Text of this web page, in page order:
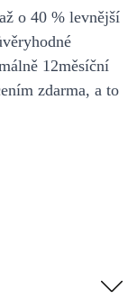
o 40 % levnější
12měsíční
zdarma, a to